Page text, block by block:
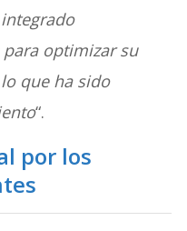
optimizar su
que ha sido
“.
por los